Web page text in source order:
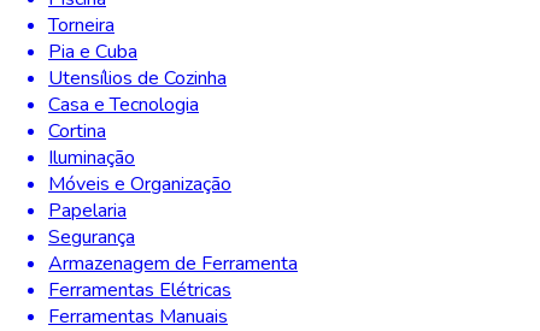
Torneira
Pia e Cuba
Utensílios de Cozinha
Casa e Tecnologia
Cortina
Iluminação
Móveis e Organização
Papelaria
Segurança
Armazenagem de Ferramenta
Ferramentas Elétricas
Ferramentas Manuais